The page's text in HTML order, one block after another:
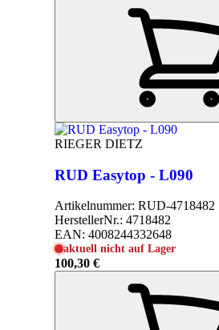
RIEGER DIETZ
RUD Easytop - L090
Artikelnummer: RUD-4718482
HerstellerNr.: 4718482
EAN: 4008244332648
aktuell nicht auf Lager
100,30 €